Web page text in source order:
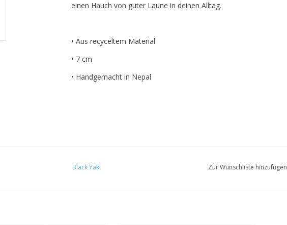
einen Hauch von guter Laune in deinen Alltag.
• Aus recyceltem Material
• 7 cm
• Handgemacht in Nepal
Black Yak Zur Wunschliste hinzufügen